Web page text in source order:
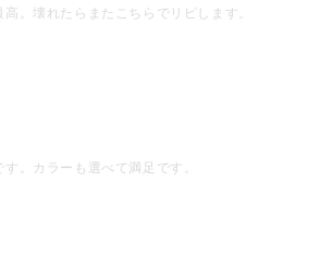
。壊れたらまたこちらでリピします。
。カラーも選べて満足です。